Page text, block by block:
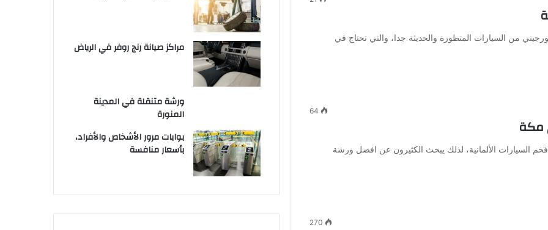
من السيارات المتطورة والحديثة جدا، والتي تحتاج في
64
مكة
الألمانية، لذلك يبحث الكثيرون عن افضل ورشة
270
مراكز صيانة رنج روفر في الرياض
ورشة متنقلة في المدينة
المنورة
بوابات مرور الأشخاص والأفراد،
بأسعار منافسة